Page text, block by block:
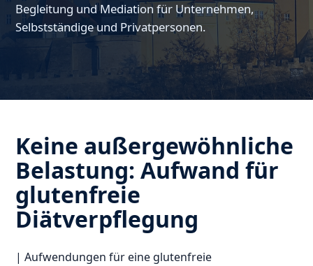
Begleitung und Mediation für Unternehmen,
Selbstständige und Privatpersonen.
Keine außergewöhnliche
Belastung: Aufwand für
glutenfreie
Diätverpflegung
| Aufwendungen für eine glutenfreie